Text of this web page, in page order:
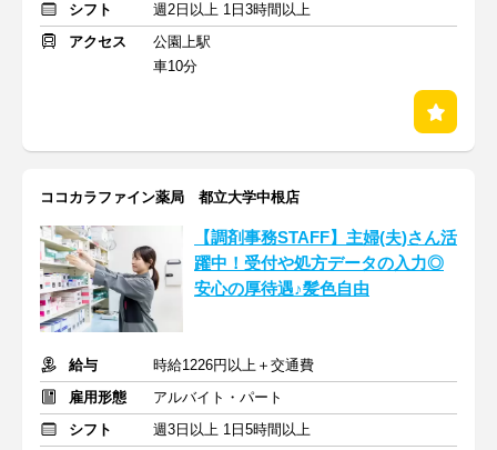
シフト
週2日以上 1日3時間以上
アクセス
公園上駅
車10分
ココカラファイン薬局 都立大学中根店
【調剤事務STAFF】主婦(夫)さん活
躍中！受付や処方データの入力◎
安心の厚待遇♪髪色自由
給与
時給1226円以上＋交通費
雇用形態
アルバイト・パート
シフト
週3日以上 1日5時間以上